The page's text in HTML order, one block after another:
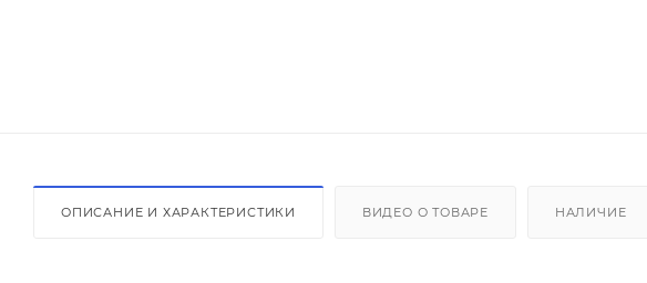
ОПИСАНИЕ И ХАРАКТЕРИСТИКИ ВИДЕО О ТОВАРЕ НАЛИЧИЕ